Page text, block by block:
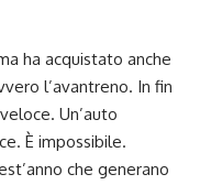
ha acquistato anche
l’avantreno. In fin
Un’auto
È impossibile.
che generano